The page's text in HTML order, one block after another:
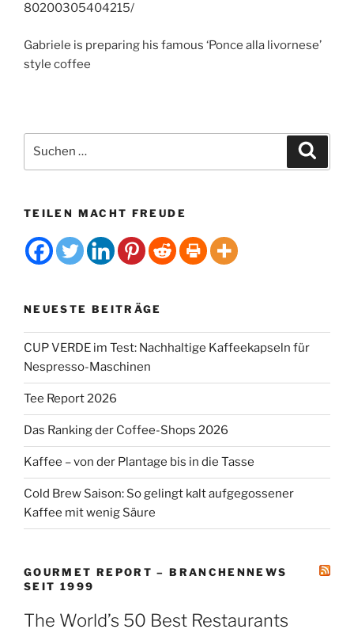
80200305404215/
Gabriele is preparing his famous ‘Ponce alla livornese’
style coffee
nach:
TEILEN MACHT FREUDE
NEUESTE BEITRÄGE
CUP VERDE im Test: Nachhaltige Kaffeekapseln für
Nespresso-Maschinen
Tee Report 2026
Das Ranking der Coffee-Shops 2026
Kaffee – von der Plantage bis in die Tasse
Cold Brew Saison: So gelingt kalt aufgegossener
Kaffee mit wenig Säure
GOURMET REPORT – BRANCHENNEWS
SEIT 1999
The World’s 50 Best Restaurants